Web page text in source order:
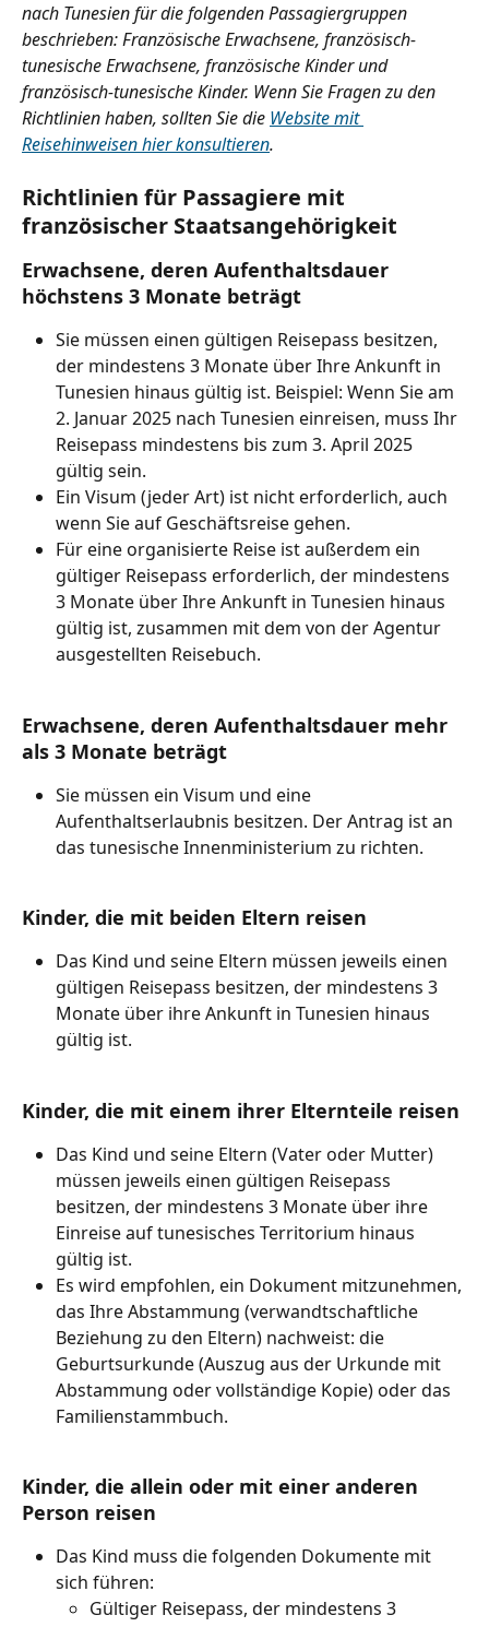
nach Tunesien für die folgenden Passagiergruppen
beschrieben: Französische Erwachsene, französisch-
tunesische Erwachsene, französische Kinder und
französisch-tunesische Kinder. Wenn Sie Fragen zu den
Richtlinien haben, sollten Sie die Website mit
Reisehinweisen hier konsultieren.
Richtlinien für Passagiere mit
französischer Staatsangehörigkeit
Erwachsene, deren Aufenthaltsdauer
höchstens 3 Monate beträgt
Sie müssen einen gültigen Reisepass besitzen,
der mindestens 3 Monate über Ihre Ankunft in
Tunesien hinaus gültig ist. Beispiel: Wenn Sie am
2. Januar 2025 nach Tunesien einreisen, muss Ihr
Reisepass mindestens bis zum 3. April 2025
gültig sein.
Ein Visum (jeder Art) ist nicht erforderlich, auch
wenn Sie auf Geschäftsreise gehen.
Für eine organisierte Reise ist außerdem ein
gültiger Reisepass erforderlich, der mindestens
3 Monate über Ihre Ankunft in Tunesien hinaus
gültig ist, zusammen mit dem von der Agentur
ausgestellten Reisebuch.
Erwachsene, deren Aufenthaltsdauer mehr
als 3 Monate beträgt
Sie müssen ein Visum und eine
Aufenthaltserlaubnis besitzen. Der Antrag ist an
das tunesische Innenministerium zu richten.
Kinder, die mit beiden Eltern reisen
Das Kind und seine Eltern müssen jeweils einen
gültigen Reisepass besitzen, der mindestens 3
Monate über ihre Ankunft in Tunesien hinaus
gültig ist.
Kinder, die mit einem ihrer Elternteile reisen
Das Kind und seine Eltern (Vater oder Mutter)
müssen jeweils einen gültigen Reisepass
besitzen, der mindestens 3 Monate über ihre
Einreise auf tunesisches Territorium hinaus
gültig ist.
Es wird empfohlen, ein Dokument mitzunehmen,
das Ihre Abstammung (verwandtschaftliche
Beziehung zu den Eltern) nachweist: die
Geburtsurkunde (Auszug aus der Urkunde mit
Abstammung oder vollständige Kopie) oder das
Familienstammbuch.
Kinder, die allein oder mit einer anderen
Person reisen
Das Kind muss die folgenden Dokumente mit
sich führen:
Gültiger Reisepass, der mindestens 3